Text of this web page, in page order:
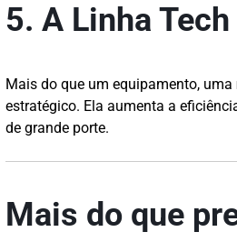
5. A Linha
Mais do que um equipamento, uma
estratégico. Ela aumenta a
de grande porte.
Mais do que